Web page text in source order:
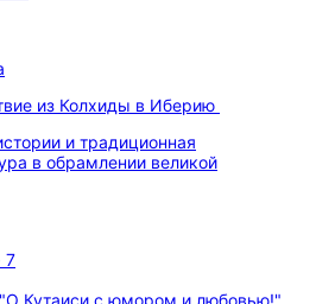
из Колхиды в Иберию
и традиционная
в обрамлении великой
7